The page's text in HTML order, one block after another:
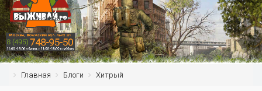
Главная Блоги Хитрый